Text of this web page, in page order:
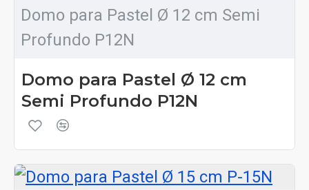
Domo para Pastel Ø 12 cm Semi
Profundo P12N
Domo para Pastel Ø 12 cm
Semi Profundo P12N